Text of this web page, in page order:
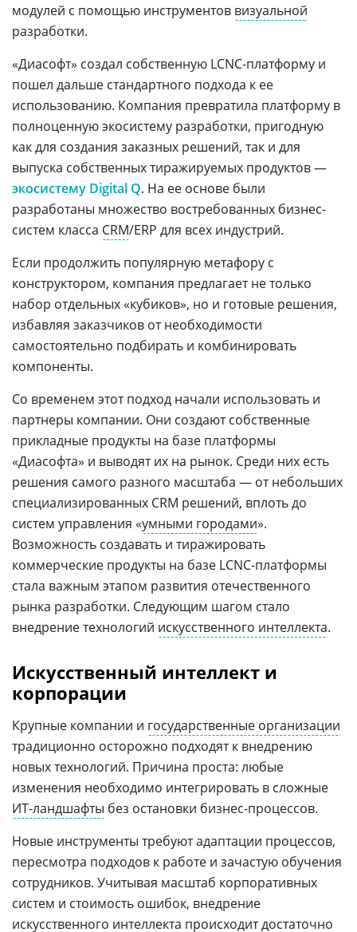
модулей с помощью инструментов визуальной
разработки.
«Диасофт» создал собственную LCNC-платформу и
пошел дальше стандартного подхода к ее
использованию. Компания превратила платформу в
полноценную экосистему разработки, пригодную
как для создания заказных решений, так и для
выпуска собственных тиражируемых продуктов —
экосистему Digital Q. На ее основе были
разработаны множество востребованных бизнес-
систем класса CRM/ERP для всех индустрий.
Если продолжить популярную метафору с
конструктором, компания предлагает не только
набор отдельных «кубиков», но и готовые решения,
избавляя заказчиков от необходимости
самостоятельно подбирать и комбинировать
компоненты.
Со временем этот подход начали использовать и
партнеры компании. Они создают собственные
прикладные продукты на базе платформы
«Диасофта» и выводят их на рынок. Среди них есть
решения самого разного масштаба — от небольших
специализированных CRM решений, вплоть до
систем управления «умными городами».
Возможность создавать и тиражировать
коммерческие продукты на базе LCNC-платформы
стала важным этапом развития отечественного
рынка разработки. Следующим шагом стало
внедрение технологий искусственного интеллекта.
Искусственный интеллект и
корпорации
Крупные компании и государственные организации
традиционно осторожно подходят к внедрению
новых технологий. Причина проста: любые
изменения необходимо интегрировать в сложные
ИТ-ландшафты без остановки бизнес-процессов.
Новые инструменты требуют адаптации процессов,
пересмотра подходов к работе и зачастую обучения
сотрудников. Учитывая масштаб корпоративных
систем и стоимость ошибок, внедрение
искусственного интеллекта происходит достаточно